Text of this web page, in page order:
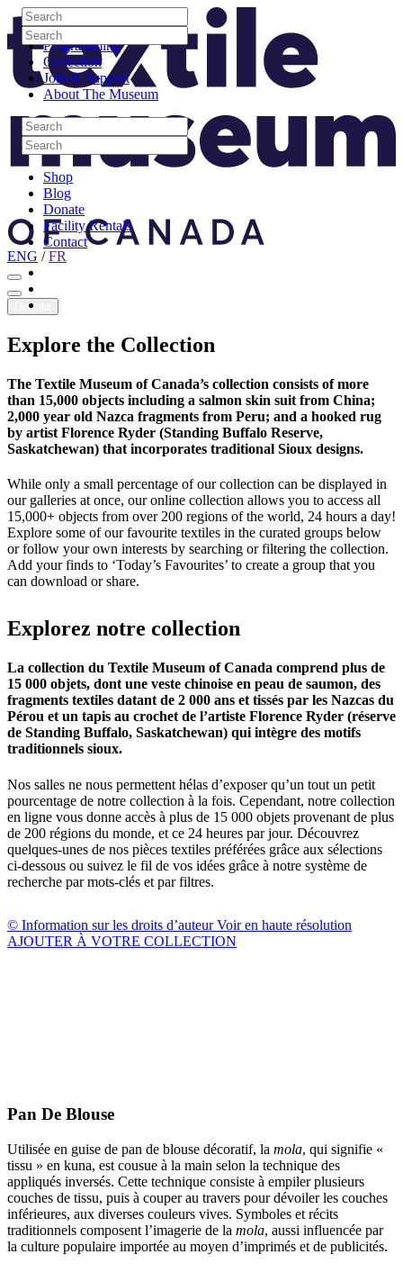
Skip to content
Visit
Programming
Collection
Join & Support
About The Museum
Search
Search
Search
Search
Shop
Blog
Donate
Facility Rentals
Contact
Youtube
Search
Search
Search
Search
Site Logo
ENG /FR
Donate
Explore the Collection
The Textile Museum of Canada’s collection consists of more
than 15,000 objects including a salmon skin suit from China;
2,000 year old Nazca fragments from Peru; and a hooked rug
by artist Florence Ryder (Standing Buffalo Reserve,
Saskatchewan) that incorporates traditional Sioux designs.
While only a small percentage of our collection can be displayed in
our galleries at once, our online collection allows you to access all
15,000+ objects from over 200 regions of the world, 24 hours a day!
Explore some of our favourite textiles in the curated groups below
or follow your own interests by searching or filtering the collection.
Add your finds to ‘Today’s Favourites’ to create a group that you
can download or share.
Explorez notre collection
La collection du Textile Museum of Canada comprend plus de
15 000 objets, dont une veste chinoise en peau de saumon, des
fragments textiles datant de 2 000 ans et tissés par les Nazcas du
Pérou et un tapis au crochet de l’artiste Florence Ryder (réserve
de Standing Buffalo, Saskatchewan) qui intègre des motifs
traditionnels sioux.
Nos salles ne nous permettent hélas d’exposer qu’un tout un petit
pourcentage de notre collection à la fois. Cependant, notre collection
en ligne vous donne accès à plus de 15 000 objets provenant de plus
de 200 régions du monde, et ce 24 heures par jour. Découvrez
quelques-unes de nos pièces textiles préférées grâce aux sélections
ci-dessous ou suivez le fil de vos idées grâce à notre système de
recherche par mots-clés et par filtres.
© Information sur les droits d’auteurVoir en haute résolution
AJOUTER À VOTRE COLLECTION
Pan De Blouse
Utilisée en guise de pan de blouse décoratif, la mola, qui signifie «
tissu » en kuna, est cousue à la main selon la technique des
appliqués inversés. Cette technique consiste à empiler plusieurs
couches de tissu, puis à couper au travers pour dévoiler les couches
inférieures, aux diverses couleurs vives. Symboles et récits
traditionnels composent l’imagerie de la mola, aussi influencée par
la culture populaire importée au moyen d’imprimés et de publicités.